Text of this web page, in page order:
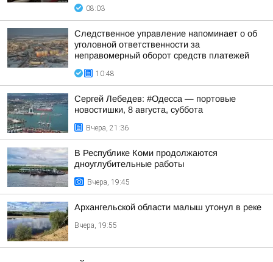
08:03
Следственное управление напоминает о об
уголовной ответственности за
неправомерный оборот средств платежей
10:48
Сергей Лебедев: #Одесса — портовые
новостишки, 8 августа, суббота
Вчера, 21:36
В Республике Коми продолжаются
дноуглубительные работы
Вчера, 19:45
Архангельской области малыш утонул в реке
Вчера, 19:55